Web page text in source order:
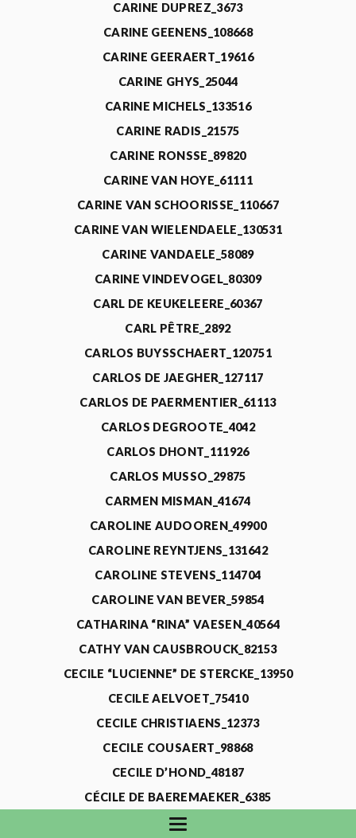
CARINE DUPREZ_3673
CARINE GEENENS_108668
CARINE GEERAERT_19616
CARINE GHYS_25044
CARINE MICHELS_133516
CARINE RADIS_21575
CARINE RONSSE_89820
CARINE VAN HOYE_61111
CARINE VAN SCHOORISSE_110667
CARINE VAN WIELENDAELE_130531
CARINE VANDAELE_58089
CARINE VINDEVOGEL_80309
CARL DE KEUKELEERE_60367
CARL PÊTRE_2892
CARLOS BUYSSCHAERT_120751
CARLOS DE JAEGHER_127117
CARLOS DE PAERMENTIER_61113
CARLOS DEGROOTE_4042
CARLOS DHONT_111926
CARLOS MUSSO_29875
CARMEN MISMAN_41674
CAROLINE AUDOOREN_49900
CAROLINE REYNTJENS_131642
CAROLINE STEVENS_114704
CAROLINE VAN BEVER_59854
CATHARINA “RINA” VAESEN_40564
CATHY VAN CAUSBROUCK_82153
CECILE “LUCIENNE” DE STERCKE_13950
CECILE AELVOET_75410
CECILE CHRISTIAENS_12373
CECILE COUSAERT_98868
CECILE D’HOND_48187
CÉCILE DE BAEREMAEKER_6385
CECILE DE WAELE_4731